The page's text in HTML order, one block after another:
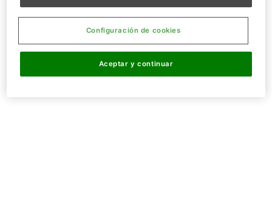
Aceptar y continuar
Configuración de cookies